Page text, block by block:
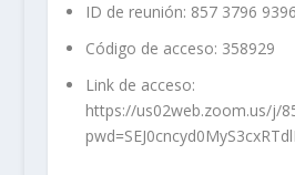
ID de reunión: 857 3796 9396
Código de acceso: 358929
Link de acceso:
https://us02web.zoom.us/j/